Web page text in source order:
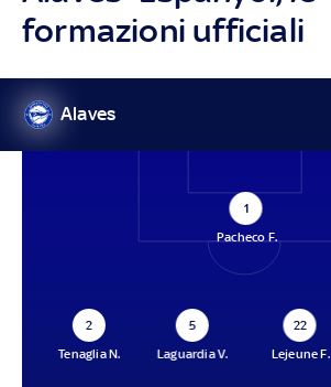
formazioni ufficiali
Alaves
1
Pacheco F.
2
Tenaglia N.
5
Laguardia V.
22
Lejeune F.